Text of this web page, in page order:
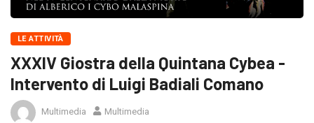
LE ATTIVITÀ
XXXIV Giostra della Quintana Cybea -
Intervento di Luigi Badiali Comano
Multimedia Multimedia